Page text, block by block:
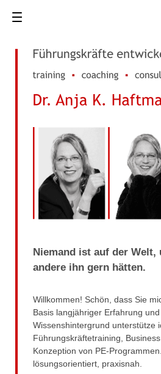
mein angebot
mein unternehmen
lebenslauf
referenzprojekte
Niemand ist auf der Welt,
andere ihn gern hätten.
Willkommen! Schön, dass Sie
Basis langjähriger Erfahrung
Wissenshintergrund unterstütze
Führungskräftetraining,
Konzeption von PE-
lösungsorientiert, praxisnah.